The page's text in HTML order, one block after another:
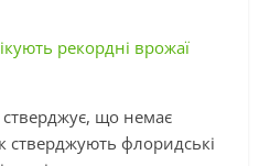
рекордні врожаї
що немає
стверджують флоридські